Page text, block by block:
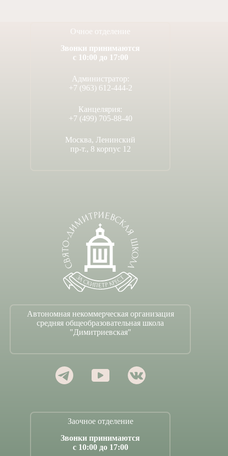
Очное отделение
Звонки принимаются
с 10:00 до 17:00
Администратор:
+7 (963) 612-444-2
Канцелярия:
+7 (499) 705-88-40
Москва, Ленинский
пр-т., 8 корпус 12
Автономная некоммерческая организация
средняя общеобразовательная школа
"Димитриевская"
Заочное отделение
Звонки принимаются
с 10:00 до 17:00